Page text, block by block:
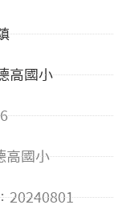
高國小
高國小
20240801